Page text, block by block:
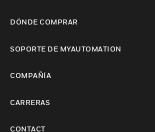
DÓNDE COMPRAR
SOPORTE DE MYAUTOMATION
COMPAÑÍA
CARRERAS
CONTACT